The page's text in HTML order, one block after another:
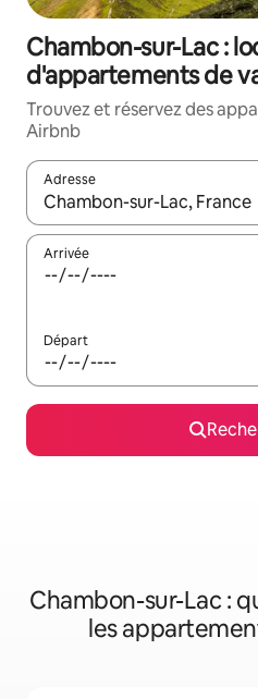
Chambon-sur-Lac :
d'appartements de
Trouvez et réservez des
Airbnb
Adresse
Lorsque les résultats
Arrivée
Départ
Chambon-sur-Lac :
les